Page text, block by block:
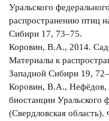
Уральского
распространению птиц
Сибири 17, 73–75.
Коровин, В.А., 2014.
Материалы к
Западной Сибири 19,
Коровин, В.А., Нефёдов,
биостанции Уральского
(Свердловская